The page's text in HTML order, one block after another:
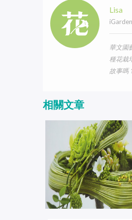
Lisa
華文園
種花栽
故事嗎
相關文章